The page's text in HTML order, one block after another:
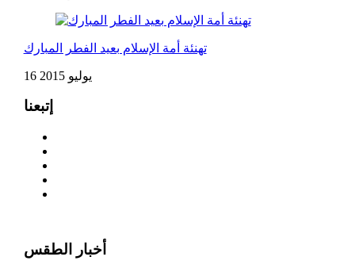
تهنئة أمة الإسلام بعيد الفطر المبارك
16 يوليو 2015
إتبعنا
أخبار الطقس